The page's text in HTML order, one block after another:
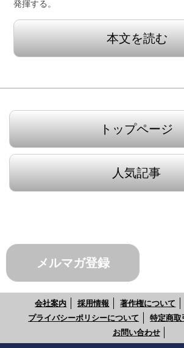
発揮する。
本文を読む
トップページ
人気記事
メルマガ登録
会社案内 採用情報 著作権について
プライバシーポリシーについて
特定商取
お問い合わせ